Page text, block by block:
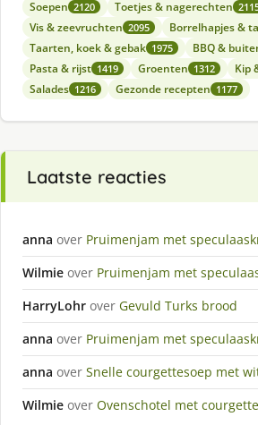
Soepen 2120 Toetjes & nagerechten
Vis & zeevruchten 2095 Borrelhapjes &
Taarten, koek & gebak 1975 BBQ &
Pasta & rijst 1419 Groenten 1312 Kip
Salades 1216 Gezonde recepten 1177
Laatste reacties
anna over Pruimenjam met
Wilmie over Pruimenjam met
HarryLohr over Gevuld Turks brood
anna over Pruimenjam met
anna over Snelle courgettesoep met
Wilmie over Ovenschotel met